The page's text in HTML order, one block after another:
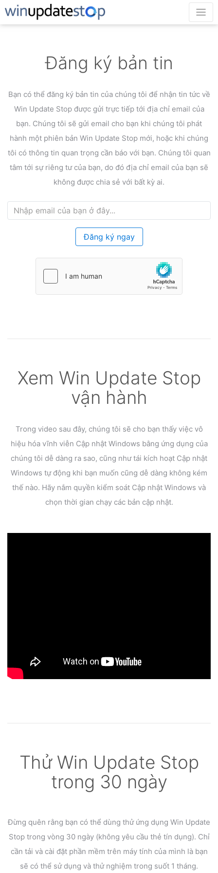
Đăng ký bản tin
Bạn có thể đăng ký bản tin của chúng tôi để nhận tin tức về
Win Update Stop được gửi trực tiếp tới địa chỉ email của
bạn. Chúng tôi sẽ gửi email cho bạn khi chúng tôi phát
hành một phiên bản Win Update Stop mới, hoặc khi chúng
tôi có thông tin quan trọng cần báo với bạn. Chúng tôi quan
tâm tới sự riêng tư của bạn, do đó địa chỉ email của bạn sẽ
không được chia sẻ với bất kỳ ai.
Đăng ký ngay
Xem Win Update Stop
vận hành
Trong video sau đây, chúng tôi sẽ cho bạn thấy việc vô
hiệu hóa vĩnh viễn Cập nhật Windows bằng ứng dụng của
chúng tôi dễ dàng ra sao, cũng như tái kích hoạt Cập nhật
Windows tự động khi bạn muốn cũng dễ dàng không kém
thế nào. Hãy nắm quyền kiểm soát Cập nhật Windows và
chọn thời gian chạy các bản cập nhật.
Thử Win Update Stop
trong 30 ngày
Đừng quên rằng bạn có thể dùng thử ứng dụng Win Update
Stop trong vòng 30 ngày (không yêu cầu thẻ tín dụng). Chỉ
cần tải và cài đặt phần mềm trên máy tính của mình là bạn
sẽ có thể sử dụng và thử nghiệm trong suốt 1 tháng.